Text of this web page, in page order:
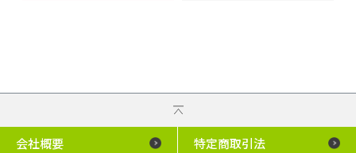
会社概要 特定商取引法